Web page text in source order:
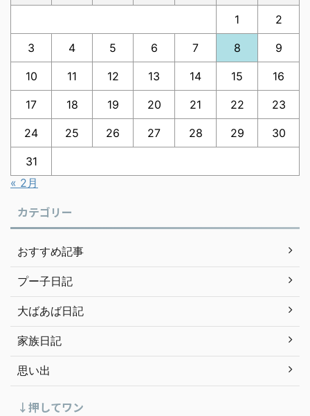
1 2
3 4 5 6 7 8 9
10 11 12 13 14 15 16
17 18 19 20 21 22 23
24 25 26 27 28 29 30
31
« 2月
カテゴリー
おすすめ記事
プー子日記
大ばあば日記
家族日記
思い出
↓押してワン